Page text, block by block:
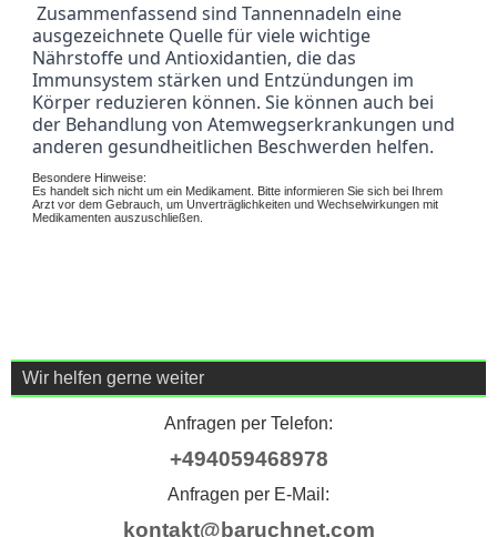
Zusammenfassend sind Tannennadeln eine
ausgezeichnete Quelle für viele wichtige
Nährstoffe und Antioxidantien, die das
Immunsystem stärken und Entzündungen im
Körper reduzieren können. Sie können auch bei
der Behandlung von Atemwegserkrankungen und
anderen gesundheitlichen Beschwerden helfen.
Besondere Hinweise:
Es handelt sich nicht um ein Medikament. Bitte informieren Sie sich bei Ihrem
Arzt vor dem Gebrauch, um Unverträglichkeiten und Wechselwirkungen mit
Medikamenten auszuschließen.
Wir helfen gerne weiter
Anfragen per Telefon:
+494059468978
Anfragen per E-Mail:
kontakt@baruchnet.com